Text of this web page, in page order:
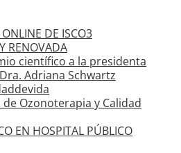
DE ISCO3
RENOVADA
científico a la presidenta
Adriana Schwartz
Ozonoterapia y Calidad
EN HOSPITAL PÚBLICO